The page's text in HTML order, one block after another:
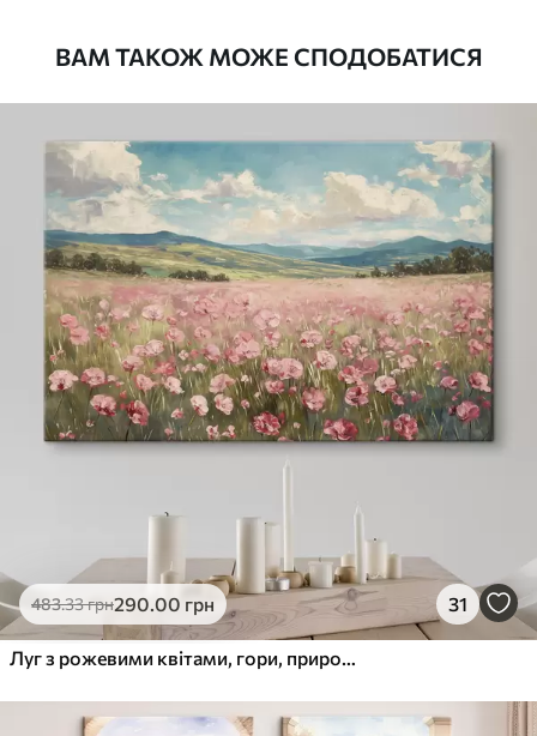
Від290.00грн
✓Яскраві, насичені кольори
Стійкість до вицвітання
✓ Безпечне чорнило без запаху
✗Поверхня з текстурою полотна
✗Екологічний матеріал
Преміум
Від363.00грн
✓Яскраві, насичені кольори
✓Стійкість до вицвітання
Екологічний матеріал
Еко-Преміум
.00грн
✓ Яскраві, насичені кольори
Безпечне чорнило без запаху
ВАМ ТАКОЖ МОЖЕ СПОДОБАТИСЯ
483.33грн290.00 грн 31
Луг з рожевими квітами, гори, природний краєвид, блакитне небо з хмарами, акрил